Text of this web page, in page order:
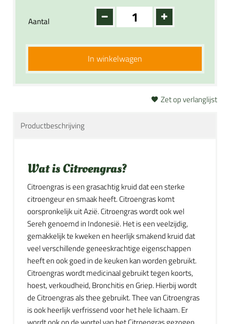
Aantal
In winkelwagen
Zet op verlanglijst
Productbeschrijving
Wat is Citroengras?
Citroengras is een grasachtig kruid dat een sterke
citroengeur en smaak heeft. Citroengras komt
oorspronkelijk uit Azië. Citroengras wordt ook wel
Sereh genoemd in Indonesië. Het is een veelzijdig,
gemakkelijk te kweken en heerlijk smakend kruid dat
veel verschillende geneeskrachtige eigenschappen
heeft en ook goed in de keuken kan worden gebruikt.
Citroengras wordt medicinaal gebruikt tegen koorts,
hoest, verkoudheid, Bronchitis en Griep. Hierbij wordt
de Citroengras als thee gebruikt. Thee van Citroengras
is ook heerlijk verfrissend voor het hele lichaam. Er